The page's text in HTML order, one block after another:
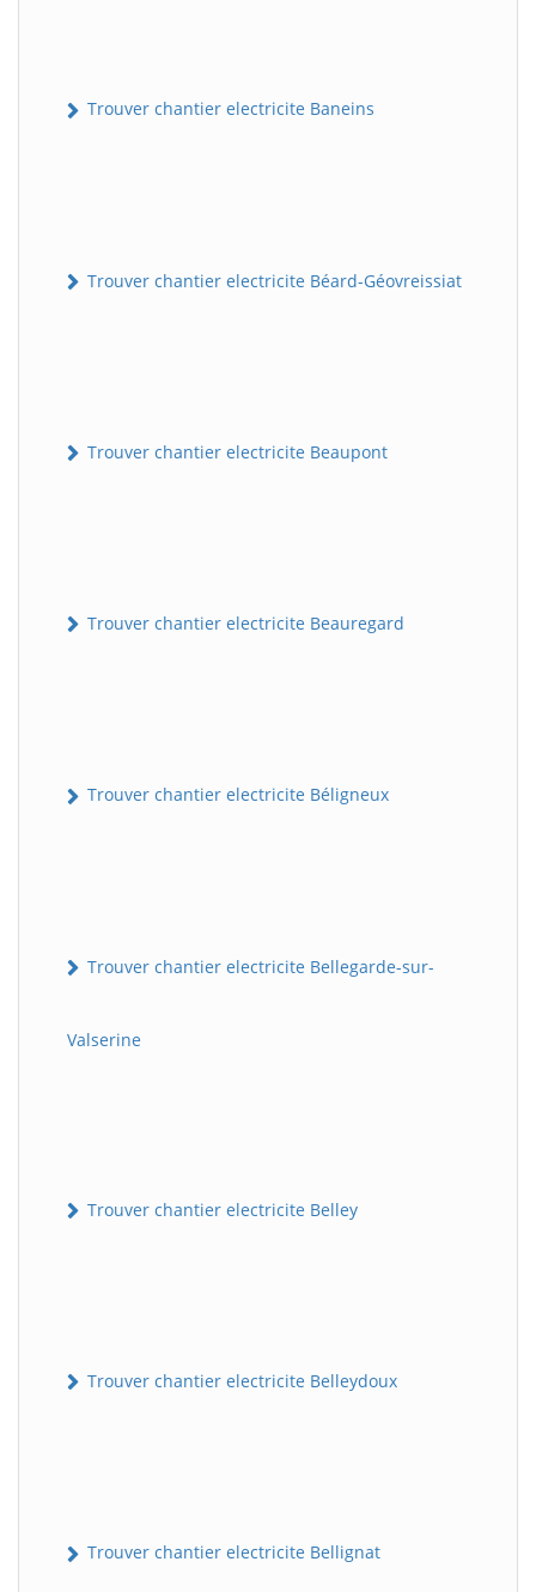
Trouver chantier electricite Baneins
Trouver chantier electricite Béard-Géovreissiat
Trouver chantier electricite Beaupont
Trouver chantier electricite Beauregard
Trouver chantier electricite Béligneux
Trouver chantier electricite Bellegarde-sur-
Valserine
Trouver chantier electricite Belley
Trouver chantier electricite Belleydoux
Trouver chantier electricite Bellignat